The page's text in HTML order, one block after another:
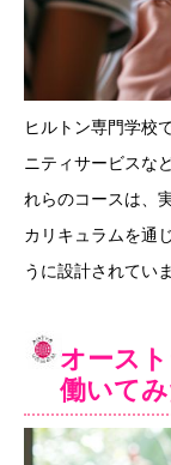
ヒルトン専門学校
ニティサービスな
れらのコースは、
カリキュラムを通
うに設計されていま
オース
働いて